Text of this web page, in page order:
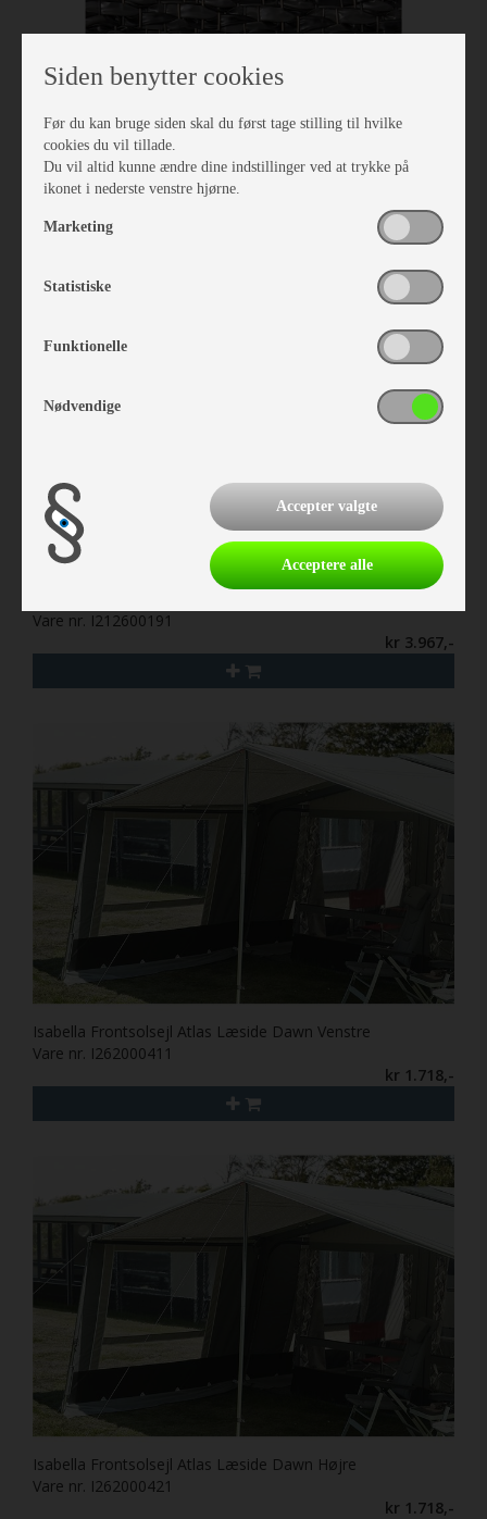
Isabella Tæppe Dawn 3,0 x 6,5
Vare nr. I700261650
kr 1.780,-
Vare nr. I212600191
kr 3.967,-
Isabella Frontsolsejl Atlas Læside Dawn Venstre
Vare nr. I262000411
kr 1.718,-
Isabella Frontsolsejl Atlas Læside Dawn Højre
Vare nr. I262000421
kr 1.718,-
Siden benytter cookies
Før du kan bruge siden skal du først tage stilling til hvilke
cookies du vil tillade.
Du vil altid kunne ændre dine indstillinger ved at trykke på
ikonet i nederste venstre hjørne.
Marketing
Statistiske
Funktionelle
Nødvendige
Accepter valgte
Acceptere alle